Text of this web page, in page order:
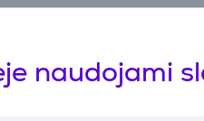
naudojami
Deltaco
Juoda